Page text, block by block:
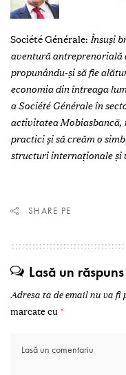
Société Générale: Însuşi
aventură antreprenorială
propunându-şi să fie
economia din întreaga
a Société Générale în
activitatea Mobiasbancă,
practici şi să creăm o
structuri internaţionale şi
SHARE PE
Lasă un răspuns
Adresa ta de email nu va fi
marcate cu *